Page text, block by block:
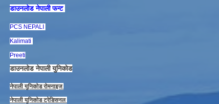
डाउनलाेड नेपाली फन्ट
PCS NEPALI
Kalimati
Preeti
डाउनलाेड नेपाली युनिकाेड
नेपाली युनिकाेड राेमनाइज
नेपाली युनिकाेड ट्रेडिसनल